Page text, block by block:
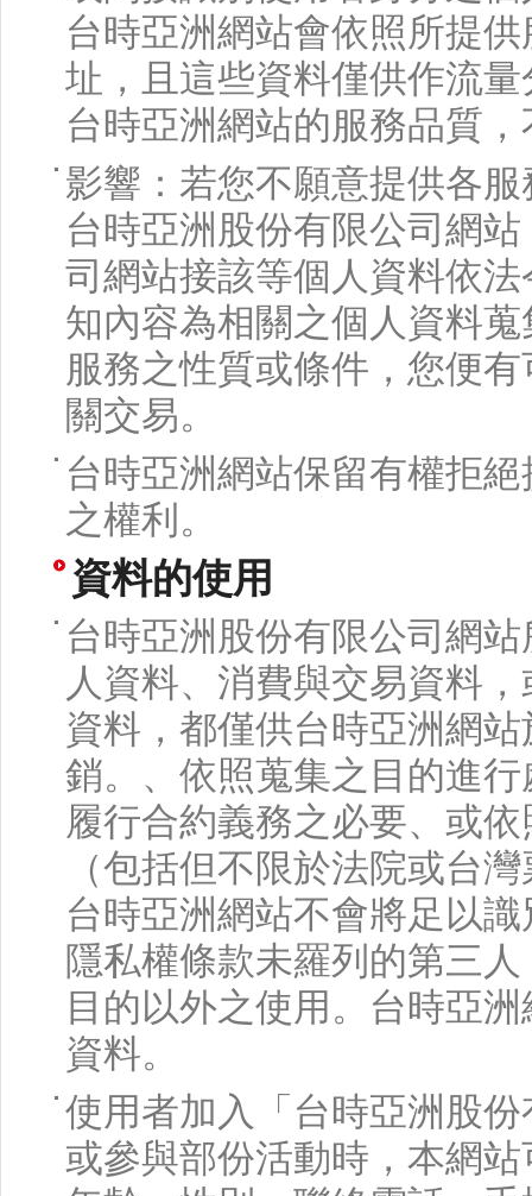
台時亞洲網站會依照所提
址，且這些資料僅供作流
台時亞洲網站的服務品質
影響：若您不願意提供各
台時亞洲股份有限公司網
司網站接該等個人資料依
知內容為相關之個人資料
服務之性質或條件，您便
關交易。
台時亞洲網站保留有權拒
之權利。
資料的使用
台時亞洲股份有限公司網
人資料、消費與交易資料
資料，都僅供台時亞洲網
銷。、依照蒐集之目的進
履行合約義務之必要、或
（包括但不限於法院或台
台時亞洲網站不會將足以
隱私權條款未羅列的第三
目的以外之使用。台時亞
資料。
使用者加入「台時亞洲股
或參與部份活動時，本網